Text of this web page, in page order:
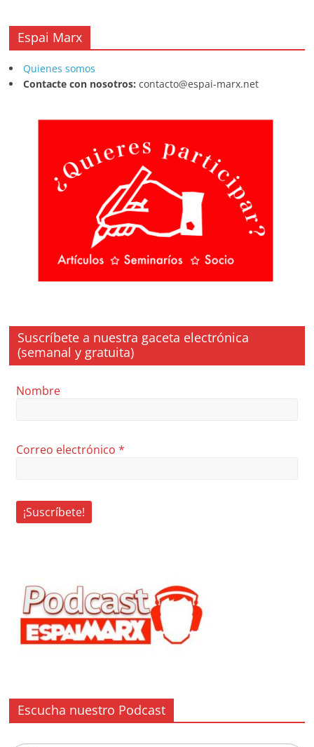
Espai Marx
Quienes somos
Contacte con nosotros: contacto@espai-marx.net
Suscríbete a nuestra gaceta electrónica
(semanal y gratuita)
Nombre
Correo electrónico*
Escucha nuestro Podcast